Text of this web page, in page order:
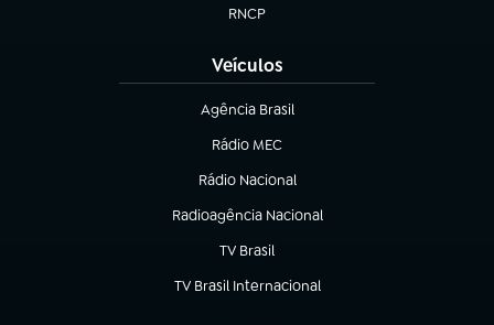
RNCP
(abre em nova aba)
Veículos
Agência Brasil
(abre em nova aba)
Rádio MEC
(abre em nova aba)
Rádio Nacional
Radioagência Nacional
(abre em nova aba)
TV Brasil
(abre em nova aba)
TV Brasil Internacional
(abre em nova aba)